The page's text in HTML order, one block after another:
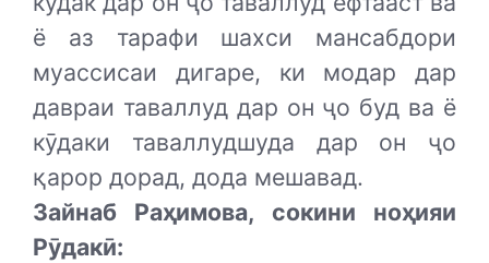
ё аз тарафи шахси мансабдори
муассисаи дигаре, ки модар дар
давраи таваллуд дар он ҷо буд ва ё
кӯдаки таваллудшуда дар он ҷо
қарор дорад, дода мешавад.
Зайнаб Раҳимова, сокини ноҳияи
Рӯдакӣ: